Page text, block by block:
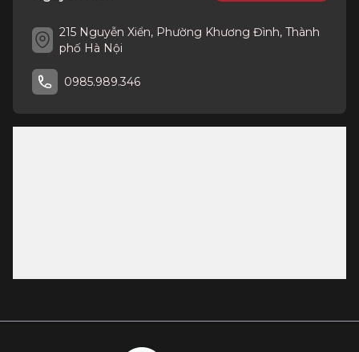
215 Nguyễn Xiển, Phường Khương Đình, Thành
phố Hà Nội
0985.989.346